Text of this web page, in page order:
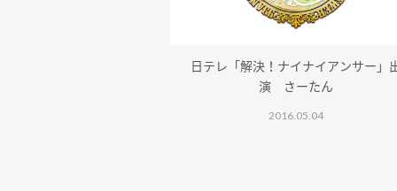
日テレ「解決！ナイナイアンサー」
演 さーたん
2016.05.04